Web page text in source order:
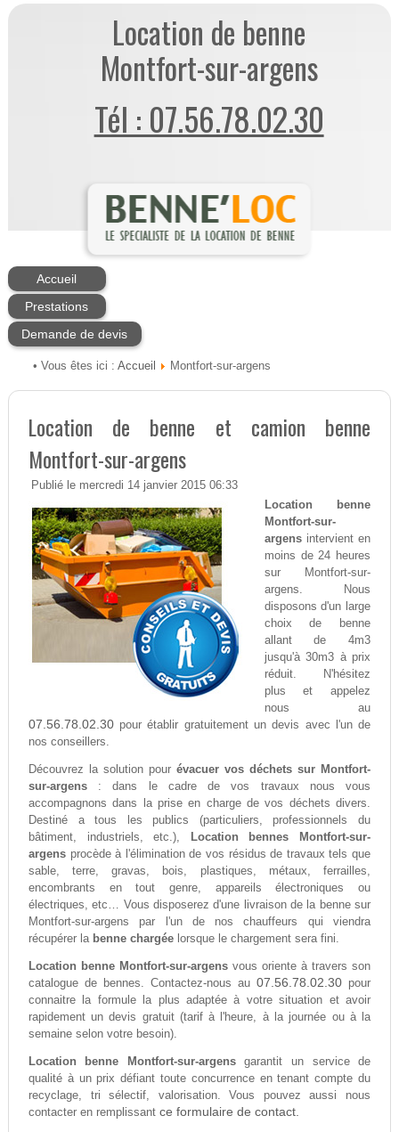
Location de benne
Montfort-sur-argens
Tél : 07.56.78.02.30
Accueil
Prestations
Demande de devis
• Vous êtes ici : Accueil Montfort-sur-argens
Location de benne et camion benne
Montfort-sur-argens
Publié le mercredi 14 janvier 2015 06:33
Location benne
Montfort-sur-
argensintervient en
moins de 24 heures
sur Montfort-sur-
argens. Nous
disposons d'un large
choix de benne
allant de 4m3
jusqu'à 30m3 à prix
réduit. N'hésitez
plus et appelez
nous au
07.56.78.02.30pour établir gratuitement un devis avec l'un de
nos conseillers.
Découvrez la solution pour évacuer vos déchets sur Montfort-
sur-argens: dans le cadre de vos travaux nous vous
accompagnons dans la prise en charge de vos déchets divers.
Destiné a tous les publics (particuliers, professionnels du
bâtiment, industriels, etc.),
Location bennes Montfort-sur-
argensprocède à l'élimination de vos résidus de travaux tels que
sable, terre, gravas, bois, plastiques, métaux, ferrailles,
encombrants en tout genre, appareils électroniques ou
électriques, etc… Vous disposerez d'une livraison de la benne sur
Montfort-sur-argens par l'un de nos chauffeurs qui viendra
récupérer la benne chargéelorsque le chargement sera fini.
Location benne Montfort-sur-argensvous oriente à travers son
catalogue de bennes. Contactez-nous au07.56.78.02.30 pour
connaitre la formule la plus adaptée à votre situation et avoir
rapidement un devis gratuit (tarif à l'heure, à la journée ou à la
semaine selon votre besoin).
Location benne Montfort-sur-argensgarantit un service de
qualité à un prix défiant toute concurrence en tenant compte du
recyclage, tri sélectif, valorisation. Vous pouvez aussi nous
contacter en remplissant ce formulaire de contact.